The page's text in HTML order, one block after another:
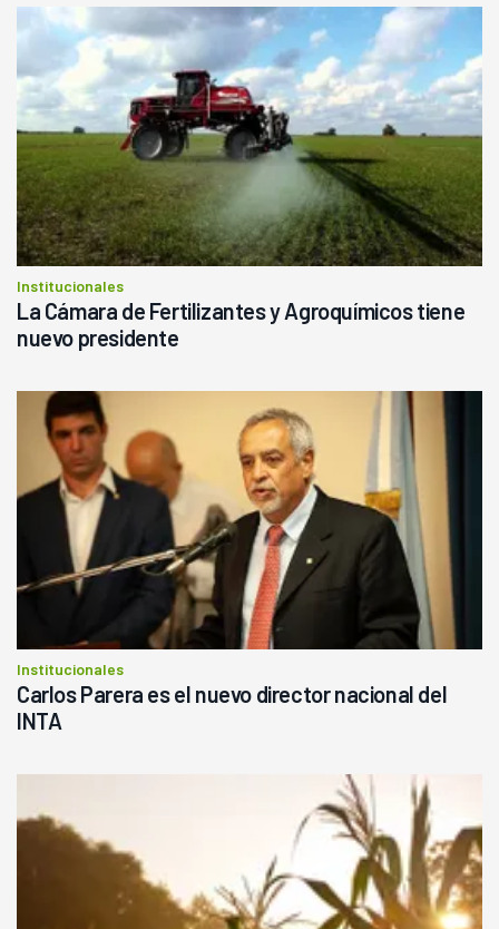
Institucionales
La Cámara de Fertilizantes y Agroquímicos tiene
nuevo presidente
Institucionales
Carlos Parera es el nuevo director nacional del
INTA